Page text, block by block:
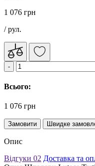
1 076 грн
/ рул.
Всього:
1 076 грн
Замовити Швидке
Опис
Відгуки 02 Доставка та